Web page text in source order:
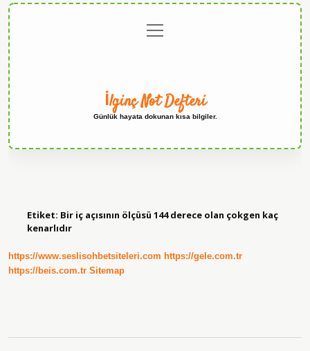
menüyü
aç
İlginç Not Defteri
Günlük hayata dokunan kısa bilgiler.
Etiket: Bir iç açısının ölçüsü 144 derece olan çokgen kaç
kenarlıdır
https://www.seslisohbetsiteleri.com https://gele.com.tr
https://beis.com.tr Sitemap